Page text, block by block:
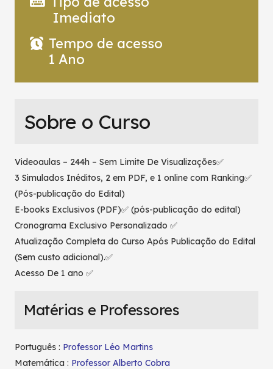
Imediato
Tempo de acesso
1 Ano
Sobre o Curso
Videoaulas – 244h – Sem Limite De Visualizações✅
3 Simulados Inéditos, 2 em PDF, e 1 online com Ranking✅
(Pós-publicação do Edital)
E-books Exclusivos (PDF)✅ (pós-publicação do edital)
Cronograma Exclusivo Personalizado ✅
Atualização Completa do Curso Após Publicação do Edital
(Sem custo adicional).✅
Acesso De 1 ano ✅
Matérias e Professores
Português : Professor Léo Martins
Matemática : Professor Alberto Cobra